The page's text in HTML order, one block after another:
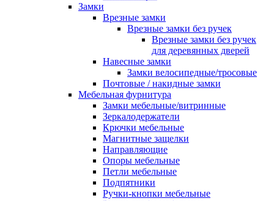
Замки
Врезные замки
Врезные замки без ручек
Врезные замки без ручек
для деревянных дверей
Навесные замки
Замки велосипедные/тросовые
Почтовые / накидные замки
Мебельная фурнитура
Замки мебельные/витринные
Зеркалодержатели
Крючки мебельные
Магнитные защелки
Направляющие
Опоры мебельные
Петли мебельные
Подпятники
Ручки-кнопки мебельные